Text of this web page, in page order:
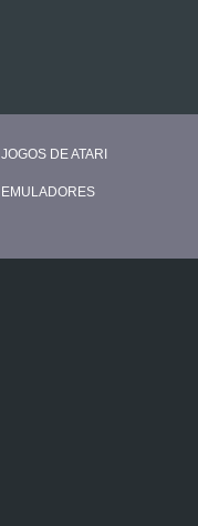
JOGOS DE ATARI
EMULADORES